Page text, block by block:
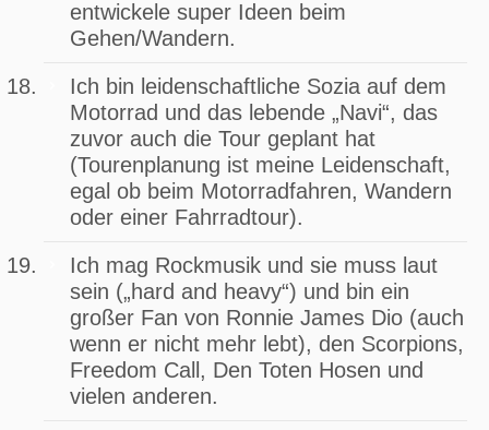
entwickele super Ideen beim
Gehen/Wandern.
Ich bin leidenschaftliche Sozia auf dem
Motorrad und das lebende „Navi“, das
zuvor auch die Tour geplant hat
(Tourenplanung ist meine Leidenschaft,
egal ob beim Motorradfahren, Wandern
oder einer Fahrradtour).
Ich mag Rockmusik und sie muss laut
sein („hard and heavy“) und bin ein
großer Fan von Ronnie James Dio (auch
wenn er nicht mehr lebt), den Scorpions,
Freedom Call, Den Toten Hosen und
vielen anderen.